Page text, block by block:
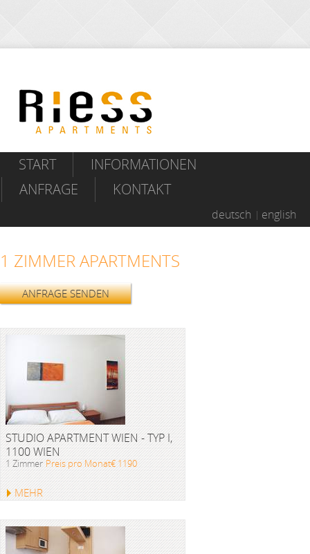
START
INFORMATIONEN
ANFRAGE
KONTAKT
deutsch english
1 ZIMMER APARTMENTS
ANFRAGE SENDEN
STUDIO APARTMENT WIEN - TYP I,
1100 WIEN
1 Zimmer Preis pro Monat€ 1190
MEHR